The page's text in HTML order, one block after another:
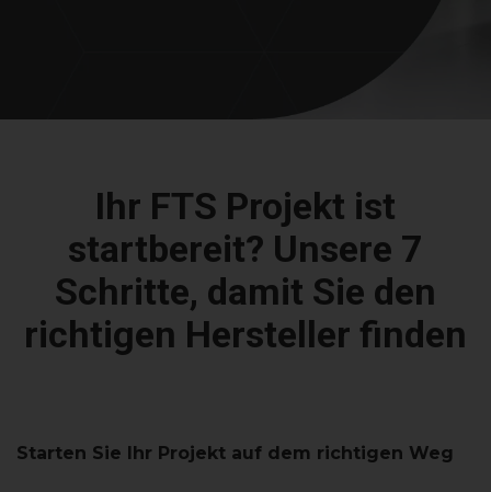
Ihr FTS Projekt ist
startbereit? Unsere 7
Schritte, damit Sie den
richtigen Hersteller finden
Starten Sie Ihr Projekt auf dem richtigen Weg